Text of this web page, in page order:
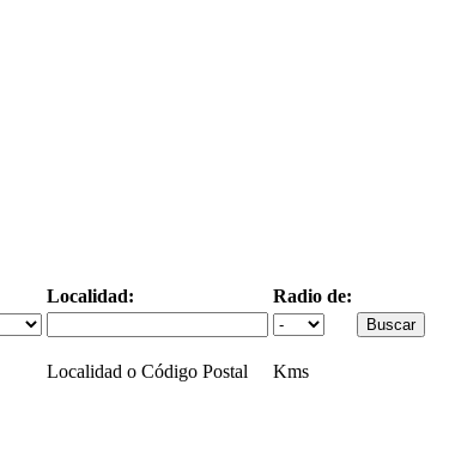
Localidad: Radio de:
Localidad o Código Postal Kms